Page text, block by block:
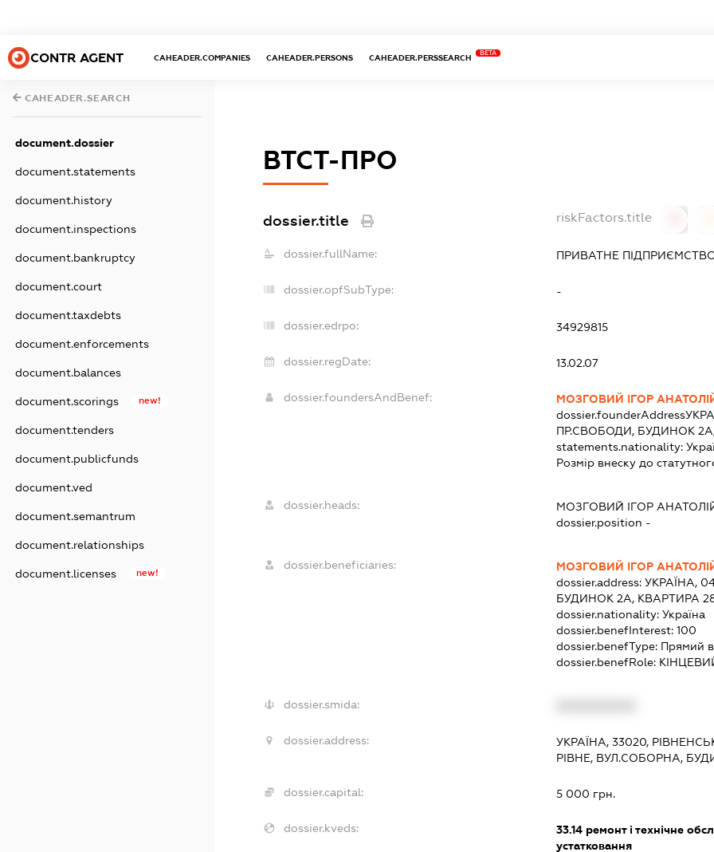
CONTR AGENT CAHEADER.COMPANIES CAHEADER.PERSONS CAHEADER.PERSSEARCH
BETA
CAHEADER.SEARCH
document.dossier
document.statements
document.history
document.inspections
document.bankruptcy
document.court
document.taxdebts
document.enforcements
document.balances
document.scorings new!
document.tenders
document.publicfunds
document.ved
document.semantrum
document.relationships
document.licenses new!
ВТСТ-ПРО
dossier.title riskFactors.title
dossier.fullName: ПРИВАТНЕ
dossier.opfSubType: -
dossier.edrpo: 34929815
dossier.regDate: 13.02.07
dossier.foundersAndBenef:
МОЗГОВИЙ ІГОР
dossier.founderAddress
ПР.СВОБОДИ, БУДИНОК
statements.nationality:
Розмір внеску до
dossier.heads: МОЗГОВИЙ ІГОР
dossier.position -
dossier.beneficiaries:
МОЗГОВИЙ ІГОР
dossier.address:УКРАЇНА,
БУДИНОК 2А, КВАРТИРА
dossier.nationality:Україна
dossier.benefInterest:100
dossier.benefType: Прямий
dossier.benefRole:
dossier.smida:
dossier.address:
УКРАЇНА, 33020,
РІВНЕ, ВУЛ.СОБОРНА,
dossier.capital: 5 000 грн.
dossier.kveds: 33.14 ремонт і технічне
устатковання